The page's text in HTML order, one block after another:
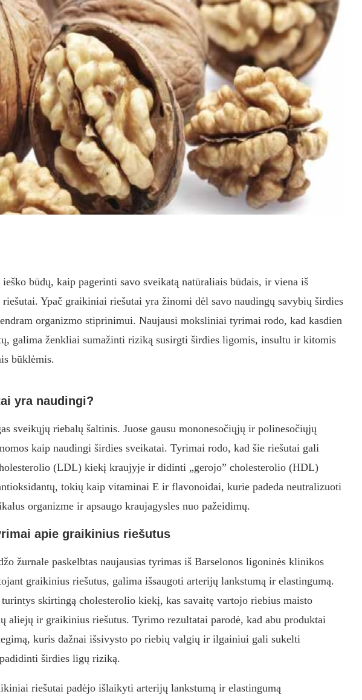
būdų, kaip pagerinti savo sveikatą natūraliais būdais, ir viena iš
Ypač graikiniai riešutai yra žinomi dėl savo naudingų savybių širdies
organizmo stiprinimui. Naujausi moksliniai tyrimai rodo, kad kasdien
galima ženkliai sumažinti riziką susirgti širdies ligomis, insultu ir kitomis
būklėmis.
yra naudingi?
sveikųjų riebalų šaltinis. Juose gausu mononesočiųjų ir polinesočiųjų
kaip naudingi širdies sveikatai. Tyrimai rodo, kad šie riešutai gali
(LDL) kiekį kraujyje ir didinti „gerojo” cholesterolio (HDL)
tokių kaip vitaminai E ir flavonoidai, kurie padeda neutralizuoti
organizme ir apsaugo kraujagysles nuo pažeidimų.
apie graikinius riešutus
žurnale paskelbtas naujausias tyrimas iš Barselonos ligoninės klinikos
graikinius riešutus, galima išsaugoti arterijų lankstumą ir elastingumą.
skirtingą cholesterolio kiekį, kas savaitę vartojo riebius maisto
aliejų ir graikinius riešutus. Tyrimo rezultatai parodė, kad abu produktai
kuris dažnai išsivysto po riebių valgių ir ilgainiui gali sukelti
širdies ligų riziką.
riešutai padėjo išlaikyti arterijų lankstumą ir elastingumą